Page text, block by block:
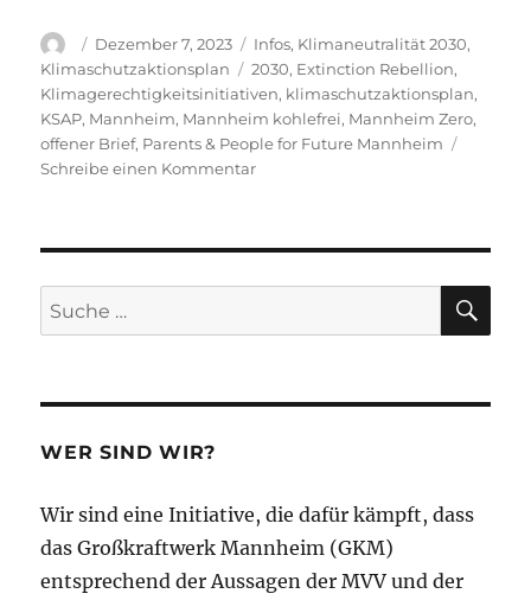
Autor
Veröffentlicht
am
Dezember 7, 2023 Kategorien
Infos, Klimaneutralität 2030,
Klimaschutzaktionsplan
Schlagwörter
2030, Extinction Rebellion,
Klimagerechtigkeitsinitiativen, klimaschutzaktionsplan,
KSAP, Mannheim, Mannheim kohlefrei, Mannheim Zero,
offener Brief, Parents & People for Future Mannheim
Schreibe einen Kommentarzu
Mannheimer
Klimagerechtigkeitsinitiativen
an
zum
Klimaneutralitätsziel
Suche
nach:
WER SIND WIR?
Wir sind eine Initiative, die dafür kämpft, dass
das Großkraftwerk Mannheim (GKM)
entsprechend der Aussagen der MVV und der